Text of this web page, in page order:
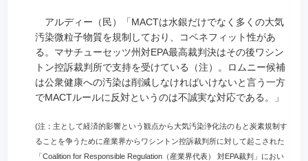
アルディー（民）「MACTは水銀だけでなく多くの大気
汚染微粒子物質を規制しており、コベネフィット性があ
る。マサチューセッツ州対EPA最高裁判決はその後ワシン
トン控訴裁判所で支持を受けている（注）。ロムニー候補
は公衆健康への汚染は削減しなければいけないと言う一方
でMACTルールに反対というのは不誠実な対応である。」
(注：主として経済的影響という観点から大気汚染浄化法のもと炭素規制す
ることを争うために産業界からワシントン控訴裁判所に対して起こされた
「Coalition for Responsible Regulation（産業界代表） 対EPA裁判」におい